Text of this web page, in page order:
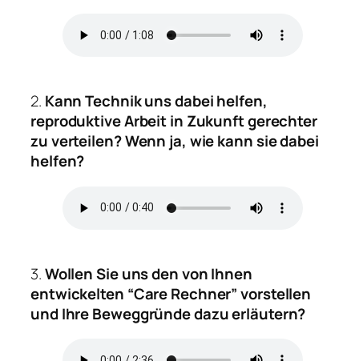
2. Kann Technik uns dabei helfen,
reproduktive Arbeit in Zukunft gerechter
zu verteilen? Wenn ja, wie kann sie dabei
helfen?
3.Wollen Sie uns den von Ihnen
entwickelten “Care Rechner” vorstellen
und Ihre Beweggründe dazu erläutern?